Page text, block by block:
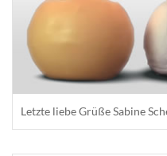
Letzte liebe Grüße Sabine